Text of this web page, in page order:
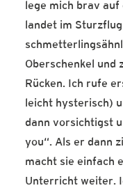
lege mich brav
landet im
Oberschenkel und
Rücken. Ich rufe
leicht hysterisch)
dann vorsichtigst
you“. Als er dann
macht sie einfach
Unterricht weiter.